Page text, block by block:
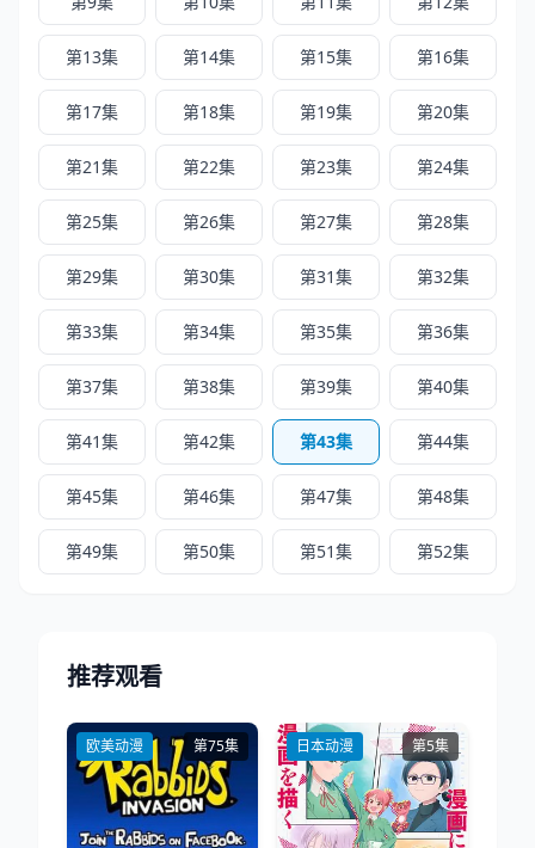
第13集 第14集 第15集 第16集
第17集 第18集 第19集 第20集
第21集 第22集 第23集 第24集
第25集 第26集 第27集 第28集
第29集 第30集 第31集 第32集
第33集 第34集 第35集 第36集
第37集 第38集 第39集 第40集
第41集 第42集 第43集 第44集
第45集 第46集 第47集 第48集
第49集 第50集 第51集 第52集
推荐观看
欧美动漫 第75集 日本动漫 第5集